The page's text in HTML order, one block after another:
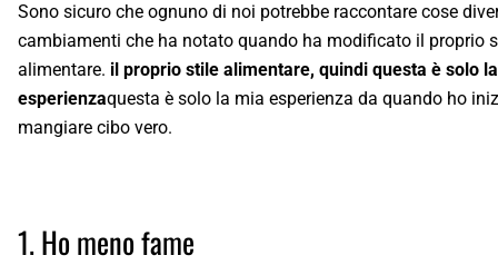
Sono sicuro che ognuno di noi potrebbe raccontare cose
cambiamenti che ha notato quando ha modificato il proprio
alimentare. il proprio stile alimentare, quindi questa è solo
esperienzaquesta è solo la mia esperienza da quando ho
mangiare cibo vero.
1. Ho meno fame